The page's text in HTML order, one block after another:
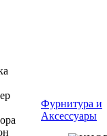
Фурнитура и
Аксессуары